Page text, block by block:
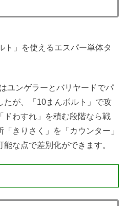
ト」を使えるエスパー単体タ
ユンゲラーとバリヤードでパ
たが、「10まんボルト」で攻
ドわすれ」を積む段階なら戦
きりさく」を「カウンター」
な点で差別化ができます。